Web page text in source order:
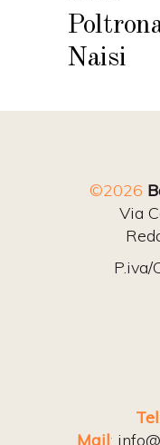
Naisi
©2026
Via
P.iva/
Tel:
Mail: